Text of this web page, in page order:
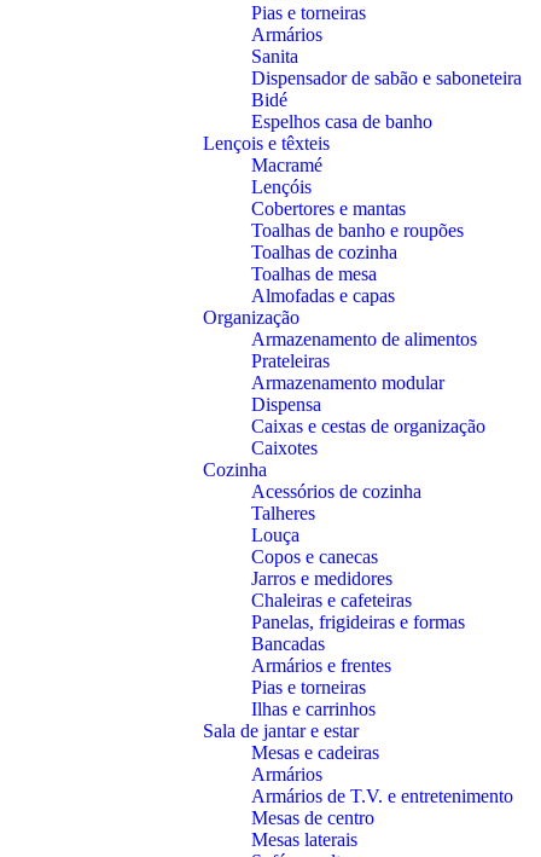
Pias e torneiras
Armários
Sanita
Dispensador de sabão e saboneteira
Bidé
Espelhos casa de banho
Lençois e têxteis
Macramé
Lençóis
Cobertores e mantas
Toalhas de banho e roupões
Toalhas de cozinha
Toalhas de mesa
Almofadas e capas
Organização
Armazenamento de alimentos
Prateleiras
Armazenamento modular
Dispensa
Caixas e cestas de organização
Caixotes
Cozinha
Acessórios de cozinha
Talheres
Louça
Copos e canecas
Jarros e medidores
Chaleiras e cafeteiras
Panelas, frigideiras e formas
Bancadas
Armários e frentes
Pias e torneiras
Ilhas e carrinhos
Sala de jantar e estar
Mesas e cadeiras
Armários
Armários de T.V. e entretenimento
Mesas de centro
Mesas laterais